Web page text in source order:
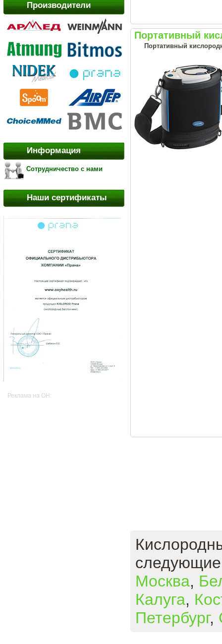
Производители
Информация
Сотрудничество с нами
Наши сертификаты
Реклама на OH:
Портативный
Портативный
следующие
Москва,
Калуга,
Петербург,